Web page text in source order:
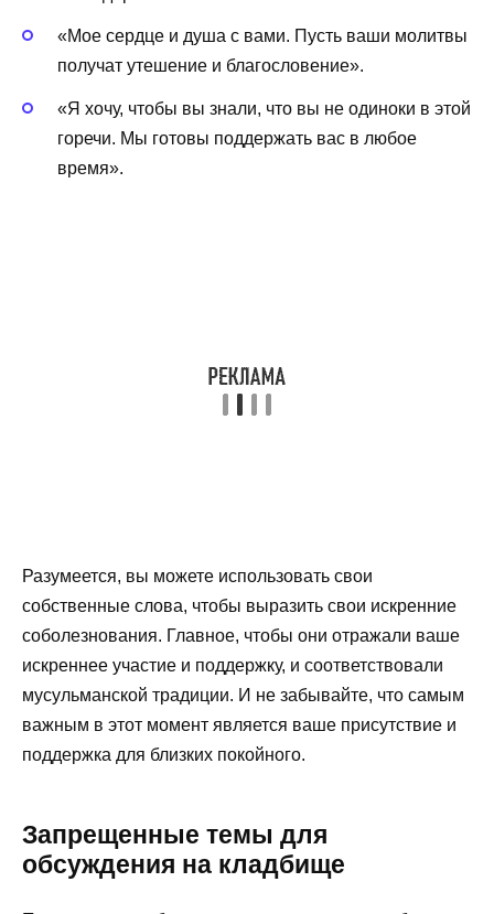
«Мое сердце и душа с вами. Пусть ваши молитвы
получат утешение и благословение».
«Я хочу, чтобы вы знали, что вы не одиноки в этой
горечи. Мы готовы поддержать вас в любое
время».
Разумеется, вы можете использовать свои
собственные слова, чтобы выразить свои искренние
соболезнования. Главное, чтобы они отражали ваше
искреннее участие и поддержку, и соответствовали
мусульманской традиции. И не забывайте, что самым
важным в этот момент является ваше присутствие и
поддержка для близких покойного.
Запрещенные темы для
обсуждения на кладбище